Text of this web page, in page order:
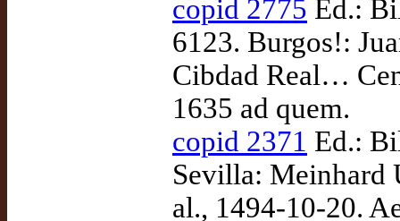
copid 2775 Ed.:
6123. Burgos!:
Cibdad Real…
1635 ad quem.
copid 2371 Ed.:
Sevilla: Meinhard
al., 1494-10-20.